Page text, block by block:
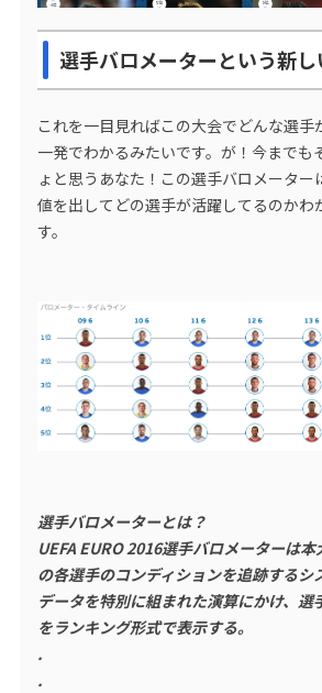
選手バロメーターという新
これを一目見ればこの大会でどんな選手
一発でわかるみたいです。が！今までも
ょと思うあなた！この選手バロメーター
値を出してどの選手が活躍してるのかわ
す。
選手バロメーターとは？
UEFA EURO 2016選手バロメーターは
の各選手のコンディションを追跡するシ
データを特別に組まれた演算にかけ、選
をランキング形式で表示する。
.
.